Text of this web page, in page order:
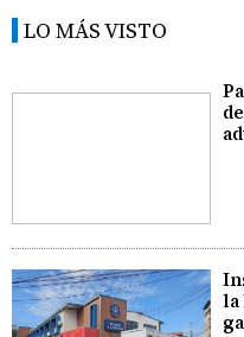
LO MÁS VISTO
la